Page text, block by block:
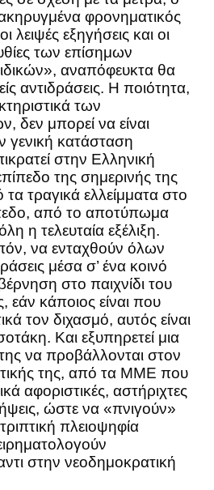
φρονηματικός
λειψές εξηγήσεις και οι
των επίσημων
αναπόφευκτα θα
αντιδράσεις. Η ποιότητα,
των
δεν μπορεί να είναι
γενική κατάσταση
στην Ελληνική
της σημερινής της
τραγικά ελλείμματα στο
από το αποτύπωμα
η τελευταία εξέλιξη.
να ενταχθούν όλων
μέσα σ’ ένα κοινό
στο παιχνίδι του
εάν κάποιος είναι που
τον διχασμό, αυτός είναι
Και εξυπηρετεί μια
να προβάλλονται στον
της, από τα ΜΜΕ που
αφοριστικές, αστήριχτες
ώστε να «πνιγούν»
πλειοψηφία
στην νεοδημοκρατική